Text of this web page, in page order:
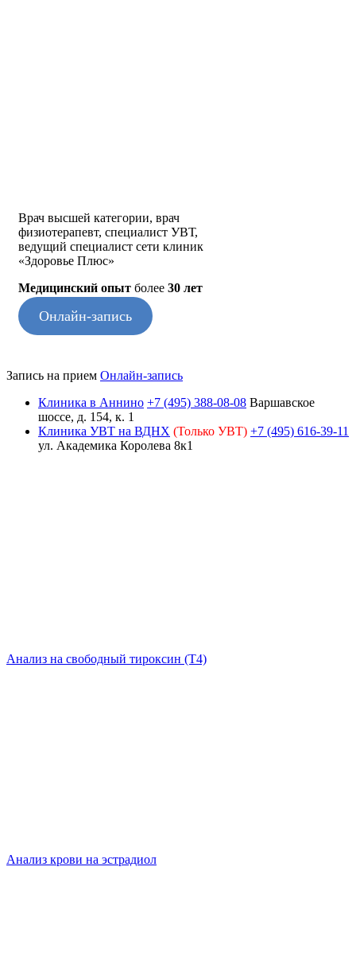
Врач высшей категории, врач
физиотерапевт, специалист УВТ,
ведущий специалист сети клиник
«Здоровье Плюс»
Медицинский опыт более 30 лет
Онлайн-запись
Запись на прием Онлайн-запись
Клиника в Аннино +7 (495) 388-08-08 Варшавское
шоссе, д. 154, к. 1
Клиника УВТ на ВДНХ (Только УВТ) +7 (495) 616-39-11
ул. Академика Королева 8к1
Анализ на свободный тироксин (Т4)
Анализ крови на эстрадиол